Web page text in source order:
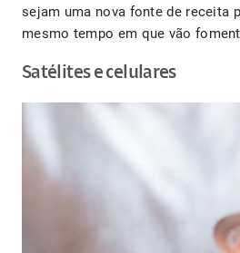
sejam uma nova fonte de receita
mesmo tempo em que vão
Satélites e celulares